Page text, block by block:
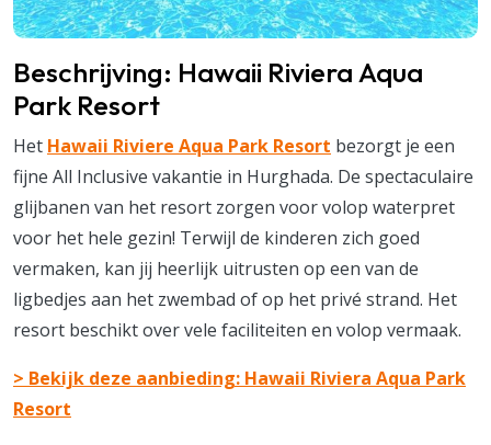
Beschrijving: Hawaii Riviera Aqua
Park Resort
Het Hawaii Riviere Aqua Park Resort bezorgt je een
fijne All Inclusive vakantie in Hurghada. De spectaculaire
glijbanen van het resort zorgen voor volop waterpret
voor het hele gezin! Terwijl de kinderen zich goed
vermaken, kan jij heerlijk uitrusten op een van de
ligbedjes aan het zwembad of op het privé strand. Het
resort beschikt over vele faciliteiten en volop vermaak.
> Bekijk deze aanbieding: Hawaii Riviera Aqua Park
Resort